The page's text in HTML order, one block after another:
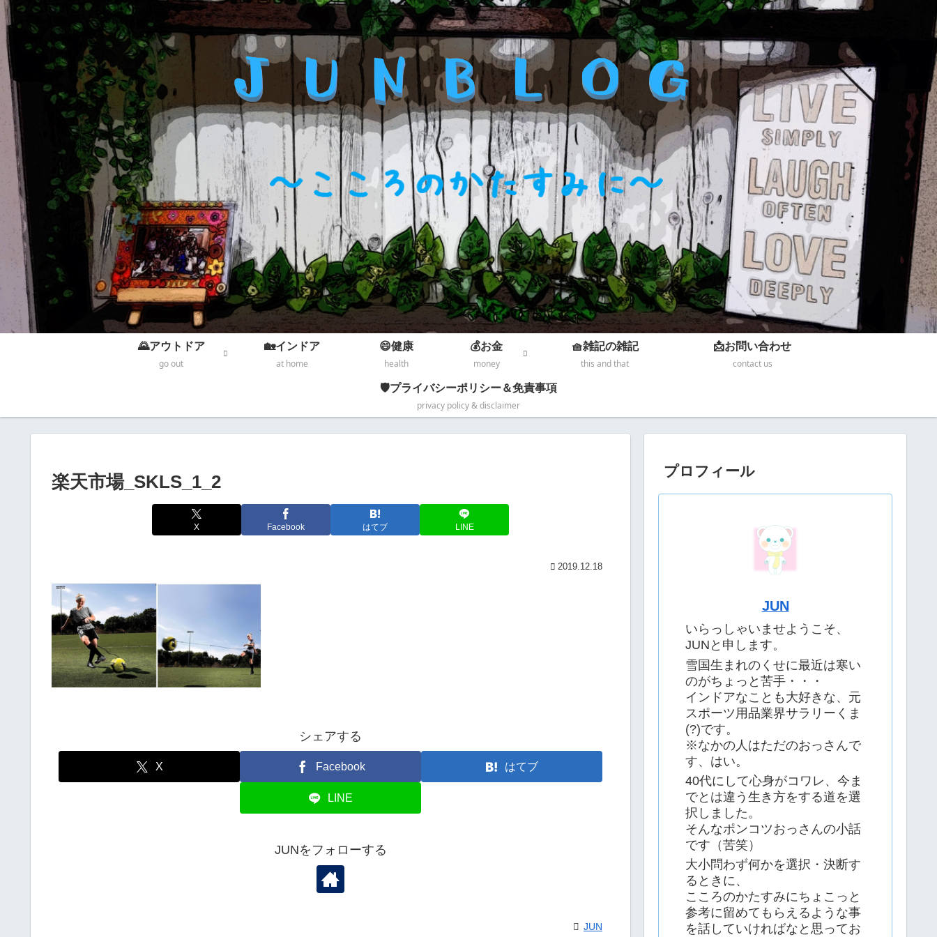
🌄アウトドア
go out
🏡インドア
at home
😄健康
health
💰お金
money
🧺雑記の雑記
this and that
📩お問い合わせ
contact us
🛡️プライバシーポリシー＆免責事項
privacy policy & disclaimer
楽天市場_SKLS_1_2
X Facebook はてブ LINE
2019.12.18
シェアする
X Facebook はてブ
LINE
JUNをフォローする
JUN
プロフィール
JUN
いらっしゃいませようこそ、
JUNと申します。
雪国生まれのくせに最近は寒い
のがちょっと苦手・・・
インドアなことも大好きな、元
スポーツ用品業界サラリーくま
(?)です。
※なかの人はただのおっさんで
す、はい。
40代にして心身がコワレ、今ま
でとは違う生き方をする道を選
択しました。
そんなポンコツおっさんの小話
です（苦笑）
大小問わず何かを選択・決断す
るときに、
こころのかたすみにちょこっと
参考に留めてもらえるような事
を話していければなと思ってお